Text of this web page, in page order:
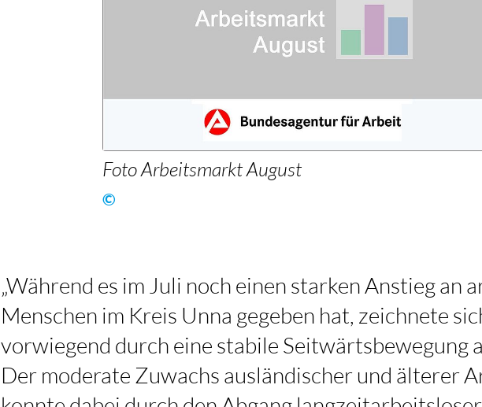
Foto Arbeitsmarkt August
©
„Während es im Juli noch einen starken Anstieg an
Menschen im Kreis Unna gegeben hat, zeichnete
vorwiegend durch eine stabile Seitwärtsbewegung
Der moderate Zuwachs ausländischer und älterer